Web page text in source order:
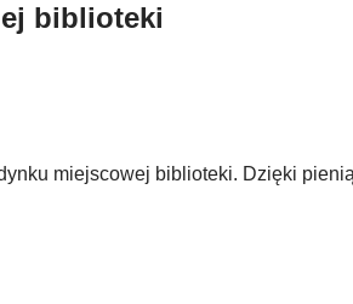
biblioteki
miejscowej biblioteki. Dzięki